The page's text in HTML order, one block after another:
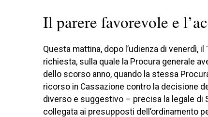
Il parere favorevole e
Questa mattina, dopo l’udienza di venerdì,
richiesta, sulla quale la Procura generale
dello scorso anno, quando la stessa
ricorso in Cassazione contro la decisione
diverso e suggestivo – precisa la legale
collegata ai presupposti dell’ordinamento